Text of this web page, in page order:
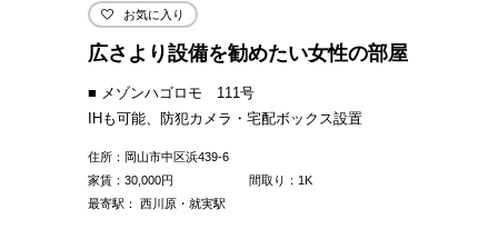
お気に入り
広さより設備を勧めたい女性の部屋
■ メゾンハゴロモ 111号
IHも可能、防犯カメラ・宅配ボックス設置
住所：岡山市中区浜439-6
家賃： 30,000円
間取り：1K
最寄駅： 西川原・就実駅